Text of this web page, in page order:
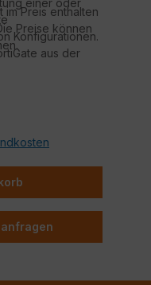
einer oder
Konfigurationen.
aus der
Preis enthalten
Preise können